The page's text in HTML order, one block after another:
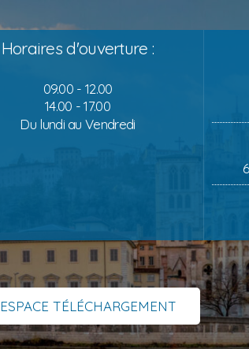
Horaires d'ouverture :
09.00 - 12.00
14.00 - 17.00
Du lundi au Vendredi
ESPACE TÉLÉCHARGEMENT